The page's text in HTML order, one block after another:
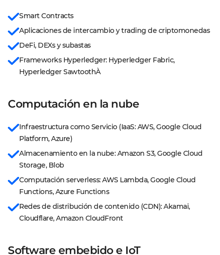
Smart Contracts
Aplicaciones de intercambio y trading de criptomonedas
DeFi, DEXs y subastas
Frameworks Hyperledger: Hyperledger Fabric,
Hyperledger SawtoothÀ
Computación en la nube
Infraestructura como Servicio (IaaS: AWS, Google Cloud
Platform, Azure)
Almacenamiento en la nube: Amazon S3, Google Cloud
Storage, Blob
Computación serverless: AWS Lambda, Google Cloud
Functions, Azure Functions
Redes de distribución de contenido (CDN): Akamai,
Cloudflare, Amazon CloudFront
Software embebido e IoT